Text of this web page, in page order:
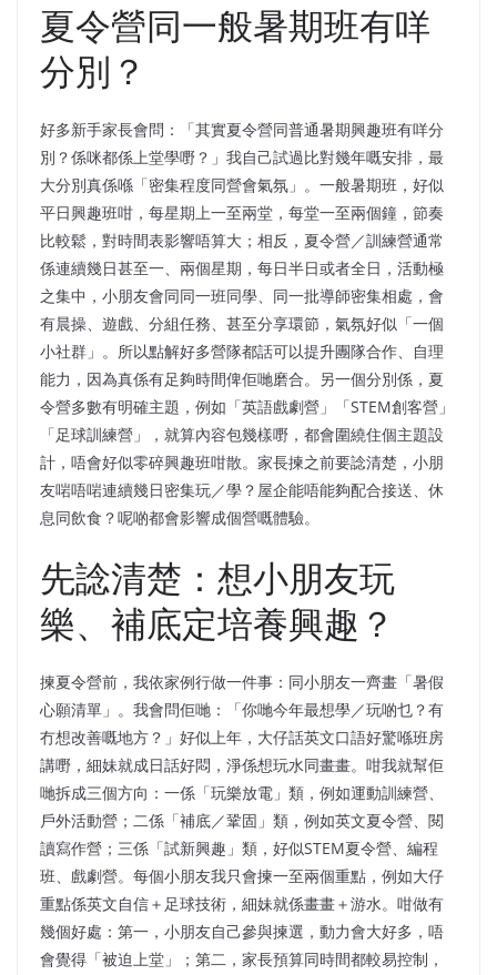
夏令營同一般暑期班有咩
分別？
好多新手家長會問：「其實夏令營同普通暑期興趣班有咩分
別？係咪都係上堂學嘢？」我自己試過比對幾年嘅安排，最
大分別真係喺「密集程度同營會氣氛」。一般暑期班，好似
平日興趣班咁，每星期上一至兩堂，每堂一至兩個鐘，節奏
比較鬆，對時間表影響唔算大；相反，夏令營／訓練營通常
係連續幾日甚至一、兩個星期，每日半日或者全日，活動極
之集中，小朋友會同同一班同學、同一批導師密集相處，會
有晨操、遊戲、分組任務、甚至分享環節，氣氛好似「一個
小社群」。所以點解好多營隊都話可以提升團隊合作、自理
能力，因為真係有足夠時間俾佢哋磨合。另一個分別係，夏
令營多數有明確主題，例如「英語戲劇營」「STEM創客營」
「足球訓練營」，就算內容包幾樣嘢，都會圍繞住個主題設
計，唔會好似零碎興趣班咁散。家長揀之前要諗清楚，小朋
友啱唔啱連續幾日密集玩／學？屋企能唔能夠配合接送、休
息同飲食？呢啲都會影響成個營嘅體驗。
先諗清楚：想小朋友玩
樂、補底定培養興趣？
揀夏令營前，我依家例行做一件事：同小朋友一齊畫「暑假
心願清單」。我會問佢哋：「你哋今年最想學／玩啲乜？有
冇想改善嘅地方？」好似上年，大仔話英文口語好驚喺班房
講嘢，細妹就成日話好悶，淨係想玩水同畫畫。咁我就幫佢
哋拆成三個方向：一係「玩樂放電」類，例如運動訓練營、
戶外活動營；二係「補底／鞏固」類，例如英文夏令營、閱
讀寫作營；三係「試新興趣」類，好似STEM夏令營、編程
班、戲劇營。每個小朋友我只會揀一至兩個重點，例如大仔
重點係英文自信＋足球技術，細妹就係畫畫＋游水。咁做有
幾個好處：第一，小朋友自己參與揀選，動力會大好多，唔
會覺得「被迫上堂」；第二，家長預算同時間都較易控制，